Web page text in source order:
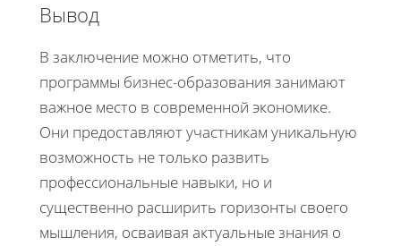
Вывод
В заключение можно отметить, что
программы бизнес-образования занимают
важное место в современной экономике.
Они предоставляют участникам уникальную
возможность не только развить
профессиональные навыки, но и
существенно расширить горизонты своего
мышления, осваивая актуальные знания о